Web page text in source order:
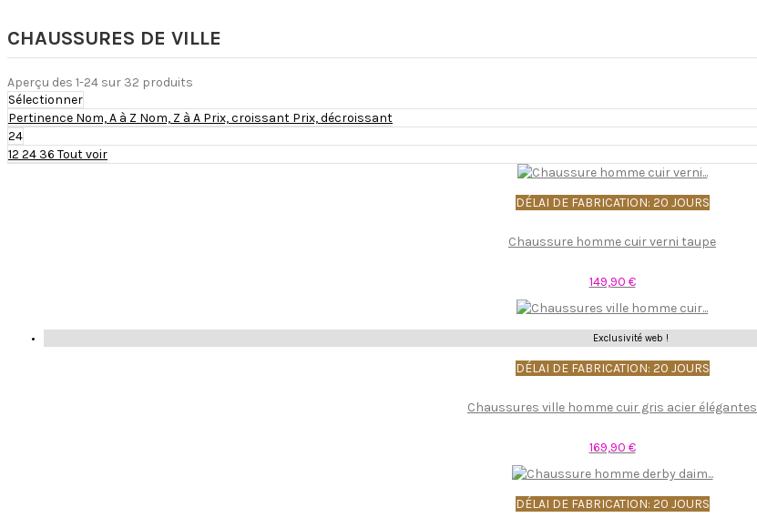
CHAUSSURES DE VILLE
Aperçu des 1-24 sur 32 produits
Sélectionner
Pertinence Nom, A à Z Nom, Z à A Prix, croissant Prix, décroissant
24
12 24 36 Tout voir
DÉLAI DE FABRICATION: 20 JOURS
Chaussure homme cuir verni taupe
149,90 €
Exclusivité web !
DÉLAI DE FABRICATION: 20 JOURS
Chaussures ville homme cuir gris acier élégantes
169,90 €
DÉLAI DE FABRICATION: 20 JOURS